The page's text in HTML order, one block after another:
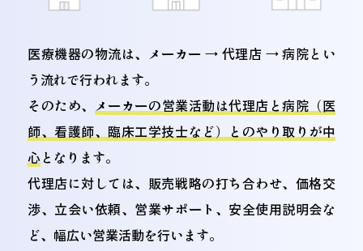
Lifescience
s
Zimmer
Biomet
10億ドル
内資系企業
企業名 研究開発費
医療機器の物流は、メーカー → 代理店 → 病院とい
う流れで行われます。
そのため、 メーカーの営業活動は代理店と病院（医
師、看護師、臨床工学技士など）とのやり取りが中
心となります。
代理店に対しては、販売戦略の打ち合わせ、価格交
渉、立会い依頼、営業サポート、安全使用説明会な
ど、幅広い営業活動を行います。